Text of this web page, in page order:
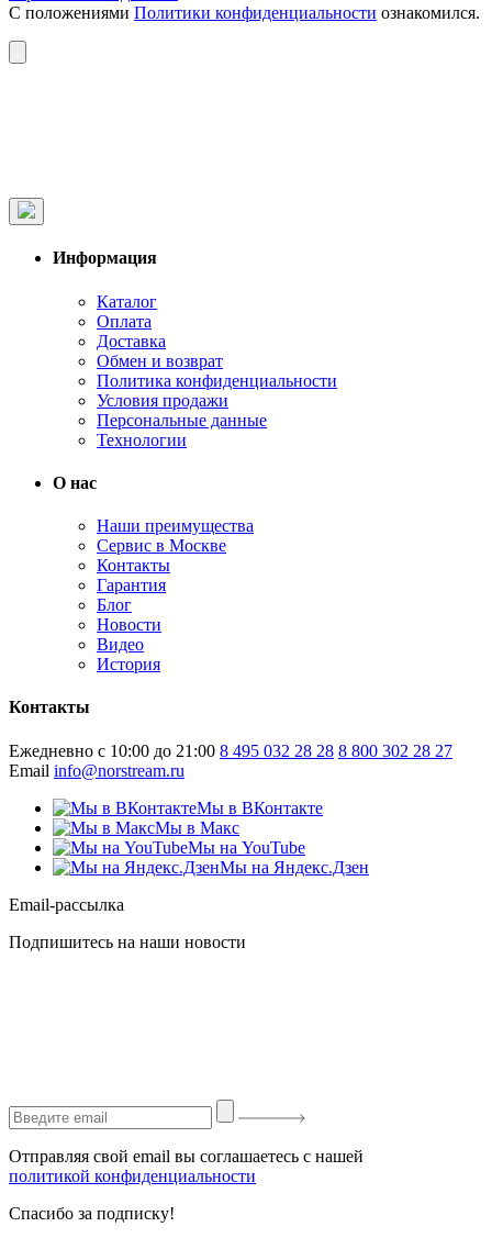
С положениями Политики конфиденциальности ознакомился.
Информация
Каталог
Оплата
Доставка
Обмен и возврат
Политика конфиденциальности
Условия продажи
Персональные данные
Технологии
О нас
Наши преимущества
Сервис в Москве
Контакты
Гарантия
Блог
Новости
Видео
История
Контакты
Ежедневно с 10:00 до 21:00 8 495 032 28 28 8 800 302 28 27
Email info@norstream.ru
Мы в ВКонтакте
Мы в Макс
Мы на YouTube
Мы на Яндекс.Дзен
Email-рассылка
Подпишитесь на наши новости
Отправляя свой email вы соглашаетесь с нашей
политикой конфиденциальности
Спасибо за подписку!